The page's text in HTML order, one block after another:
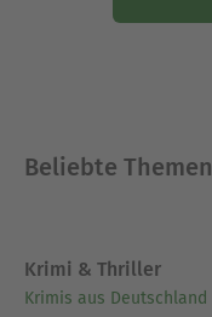
Beliebte Themen
Krimi & Thriller
Krimis aus Deutschland